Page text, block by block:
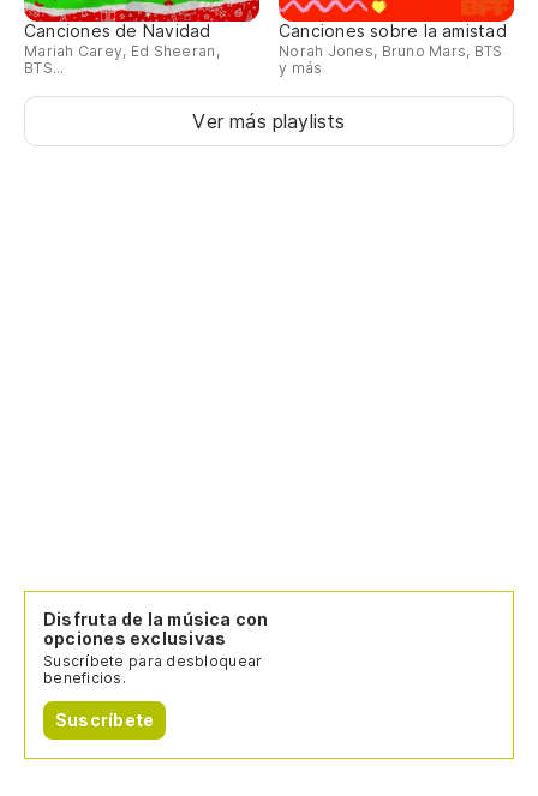
Canciones de Navidad
Mariah Carey, Ed Sheeran,
BTS...
Canciones sobre la amistad
Norah Jones, Bruno Mars, BTS
y más
Ver más playlists
Disfruta de la música con
opciones exclusivas
Suscríbete para desbloquear
beneficios.
Suscríbete